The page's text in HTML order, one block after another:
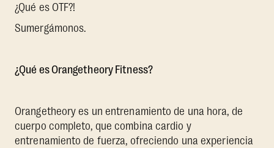
¿Qué es OTF?!
Sumergámonos.
¿Qué es Orangetheory Fitness?
Orangetheory es un entrenamiento de una hora, de
cuerpo completo, que combina cardio y
entrenamiento de fuerza, ofreciendo una experiencia